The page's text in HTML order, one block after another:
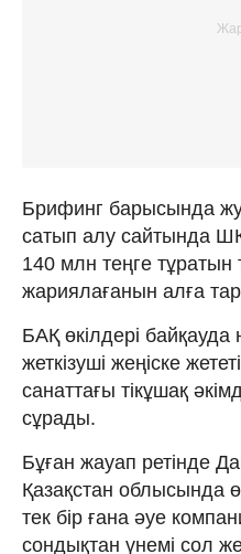
Брифинг барысында
сатып алу сайтында
140 млн теңге тұратын
жариялағанын алға
БАҚ өкілдері байқауда
жеткізуші жеңіске
санаттағы тікұшақ
сұрады.
Бұған жауап ретінде
Қазақстан облысында
тек бір ғана әуе
сондықтан үнемі сол